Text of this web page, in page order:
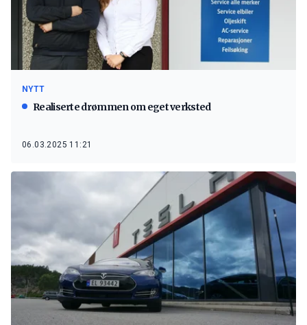
NYTT
Realiserte drømmen om eget verksted
06.03.2025 11:21